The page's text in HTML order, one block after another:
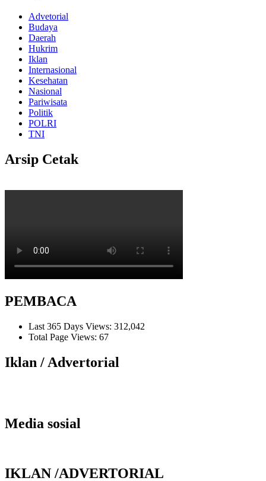
Advetorial
Budaya
Daerah
Hukrim
Iklan
Internasional
Kesehatan
Nasional
Pariwisata
Politik
POLRI
TNI
Arsip Cetak
PEMBACA
Last 365 Days Views: 312,042
Total Page Views: 67
Iklan / Advertorial
Media sosial
IKLAN /ADVERTORIAL